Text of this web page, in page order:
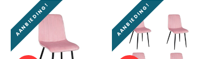
AANBIEDING! AANBIEDING!